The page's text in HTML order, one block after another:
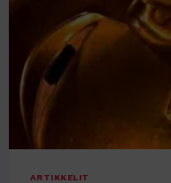
ARTIKKELIT